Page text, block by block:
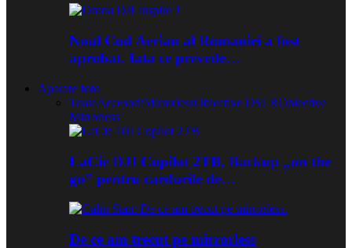
Noul Cod Aerian al Romaniei a fost
aprobat. Iata ce prevede…
Aparate foto
ToateAccesoriiMirrorlessObiective DSLRObiective
Mirrorless
LaCie DJI Copilot 2TB. Backup „on the
go” pentru cardurile de…
De ce am trecut pe mirrorless